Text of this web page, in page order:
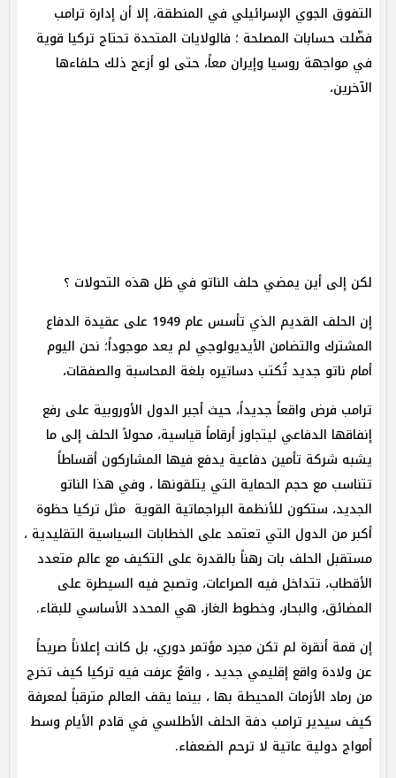
التفوق الجوي الإسرائيلي في المنطقة، إلا أن إدارة ترامب
فضّلت حسابات المصلحة ؛ فالولايات المتحدة تحتاج تركيا قوية
في مواجهة روسيا وإيران معاً، حتى لو أزعج ذلك حلفاءها
الآخرين،
لكن إلى أين يمضي حلف الناتو في ظل هذه التحولات ؟
إن الحلف القديم الذي تأسس عام 1949 على عقيدة الدفاع
المشترك والتضامن الأيديولوجي لم يعد موجوداً؛ نحن اليوم
أمام ناتو جديد تُكتب دساتيره بلغة المحاسبة والصفقات،
ترامب فرض واقعاً جديداً، حيث أجبر الدول الأوروبية على رفع
إنفاقها الدفاعي ليتجاوز أرقاماً قياسية، محولاً الحلف إلى ما
يشبه شركة تأمين دفاعية يدفع فيها المشاركون أقساطاً
تتناسب مع حجم الحماية التي يتلقونها ، وفي هذا الناتو
الجديد، ستكون للأنظمة البراجماتية القوية مثل تركيا حظوة
أكبر من الدول التي تعتمد على الخطابات السياسية التقليدية ،
مستقبل الحلف بات رهناً بالقدرة على التكيف مع عالم متعدد
الأقطاب، تتداخل فيه الصراعات، وتصبح فيه السيطرة على
المضائق، والبحار، وخطوط الغاز، هي المحدد الأساسي للبقاء.
إن قمة أنقرة لم تكن مجرد مؤتمر دوري، بل كانت إعلاناً صريحاً
عن ولادة واقع إقليمي جديد ، واقعٌ عرفت فيه تركيا كيف تخرج
من رماد الأزمات المحيطة بها ، بينما يقف العالم مترقباً لمعرفة
كيف سيدير ترامب دفة الحلف الأطلسي في قادم الأيام وسط
أمواج دولية عاتية لا ترحم الضعفاء.